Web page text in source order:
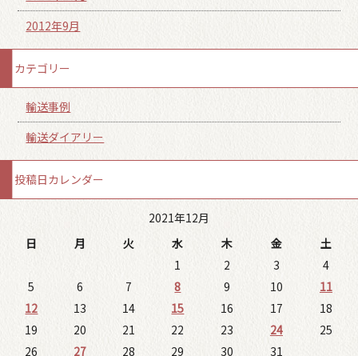
2012年9月
カテゴリー
輸送事例
輸送ダイアリー
投稿日カレンダー
2021年12月
日
月 火 水 木 金
土
1
2 3
4
5
6 7 8 9 10
11
12
13 14 15 16 17
18
19
20 21 22 23 24
25
26
27 28 29 30 31